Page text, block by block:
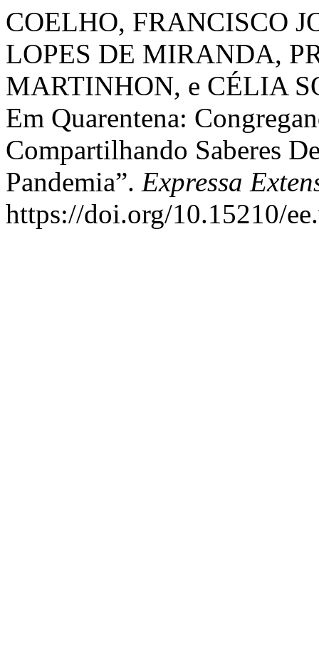
COELHO, FRANCISCO
LOPES DE MIRANDA,
MARTINHON, e CÉLIA
Em Quarentena:
Compartilhando Saberes
Pandemia”. Expressa
https://doi.org/10.15210/